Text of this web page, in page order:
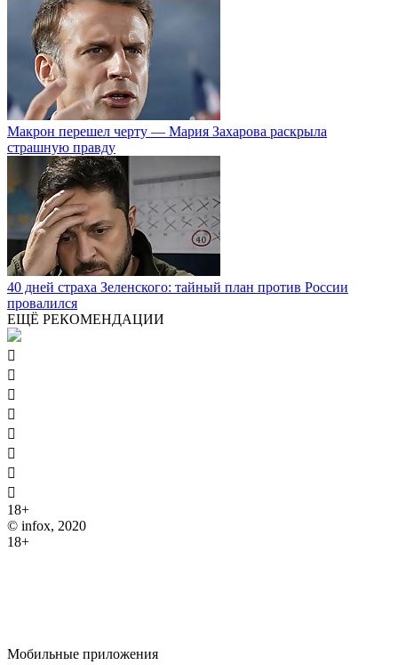
Макрон перешел черту — Мария Захарова раскрыла
страшную правду
40 дней страха Зеленского: тайный план против России
провалился
ЕЩЁ РЕКОМЕНДАЦИИ








18+
© infox, 2020
18+
Мобильные приложения